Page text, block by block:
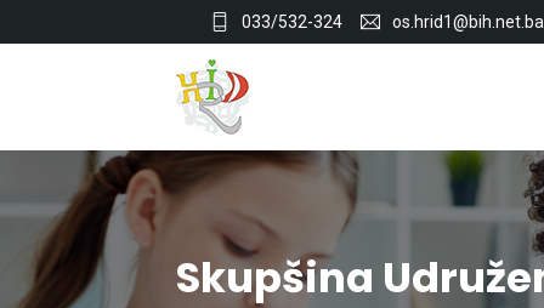
033/532-324 os.hrid1@bih.net.ba
Skupšina